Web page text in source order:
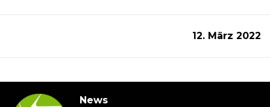
12. März 2022
News